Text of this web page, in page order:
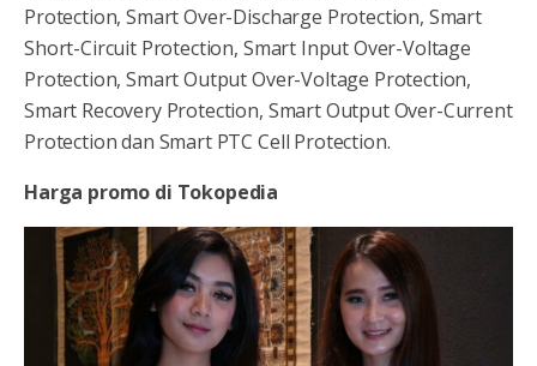
Protection, Smart Over-Discharge Protection, Smart
Short-Circuit Protection, Smart Input Over-Voltage
Protection, Smart Output Over-Voltage Protection,
Smart Recovery Protection, Smart Output Over-Current
Protection dan Smart PTC Cell Protection.
Harga promo di Tokopedia